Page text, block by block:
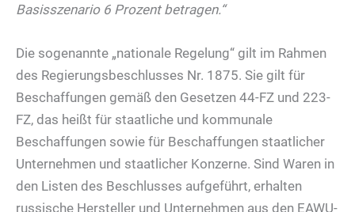
Basisszenario 6 Prozent betragen.“
Die sogenannte „nationale Regelung“ gilt im Rahmen
des Regierungsbeschlusses Nr. 1875. Sie gilt für
Beschaffungen gemäß den Gesetzen 44-FZ und 223-
FZ, das heißt für staatliche und kommunale
Beschaffungen sowie für Beschaffungen staatlicher
Unternehmen und staatlicher Konzerne. Sind Waren in
den Listen des Beschlusses aufgeführt, erhalten
russische Hersteller und Unternehmen aus den EAWU-